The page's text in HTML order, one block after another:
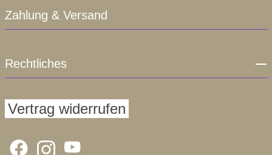
Zahlung & Versand
Rechtliches
Vertrag widerrufen